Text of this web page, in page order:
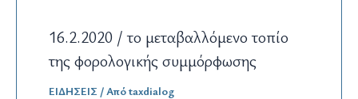
16.2.2020 / το μεταβαλλόμενο τοπίο
της φορολογικής συμμόρφωσης
ΕΙΔΗΣΕΙΣ / Απόtaxdialog